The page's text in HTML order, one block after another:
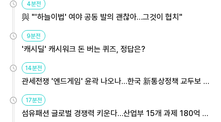
4분전
與 "'하늘이법' 여야 공동 발의 괜찮아…그것이 협치"
9분전
'캐시딜' 캐시워크 돈 버는 퀴즈, 정답은?
14분전
관세전쟁 '엔드게임' 윤곽 나오나…한국 新통상정책 교두보 활
용해야
17분전
섬유패션 글로벌 경쟁력 키운다…산업부 15개 과제 180억 지